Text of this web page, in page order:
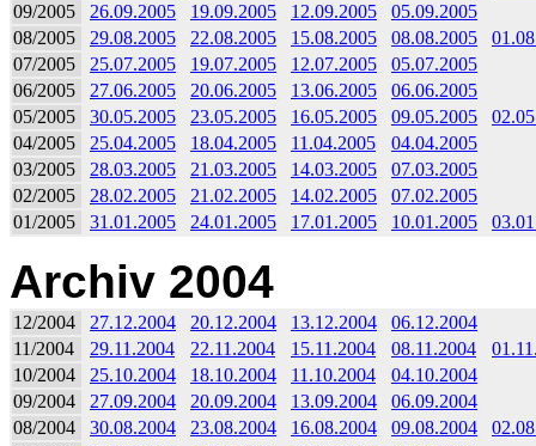
09/2005
26.09.2005 19.09.2005 12.09.2005
05.09.2005
08/2005
29.08.2005 22.08.2005 15.08.2005 08.08.2005
07/2005
25.07.2005 19.07.2005 12.07.2005
05.07.2005
06/2005
27.06.2005 20.06.2005 13.06.2005
06.06.2005
05/2005
30.05.2005 23.05.2005 16.05.2005 09.05.2005
04/2005
25.04.2005 18.04.2005 11.04.2005
04.04.2005
03/2005
28.03.2005 21.03.2005 14.03.2005
07.03.2005
02/2005
28.02.2005 21.02.2005 14.02.2005
07.02.2005
01/2005
31.01.2005 24.01.2005 17.01.2005 10.01.2005
Archiv 2004
12/2004 27.12.2004 20.12.2004 13.12.2004
06.12.2004
11/2004
29.11.2004 22.11.2004 15.11.2004 08.11.2004
10/2004
25.10.2004 18.10.2004 11.10.2004
04.10.2004
09/2004
27.09.2004 20.09.2004 13.09.2004
06.09.2004
08/2004
30.08.2004 23.08.2004 16.08.2004 09.08.2004